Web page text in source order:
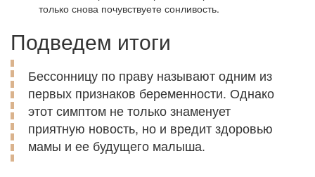
только снова почувствуете сонливость.
Подведем итоги
Бессонницу по праву называют одним из
первых признаков беременности. Однако
этот симптом не только знаменует
приятную новость, но и вредит здоровью
мамы и ее будущего малыша.